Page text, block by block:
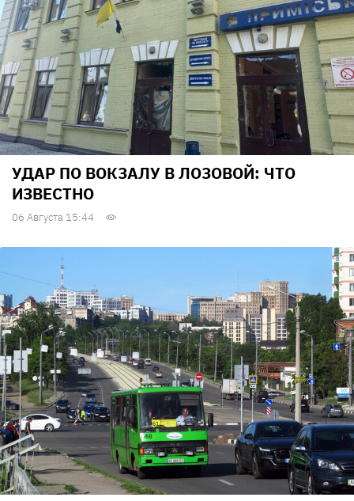
УДАР ПО ВОКЗАЛУ В ЛОЗОВОЙ: ЧТО
ИЗВЕСТНО
06 Августа 15:44